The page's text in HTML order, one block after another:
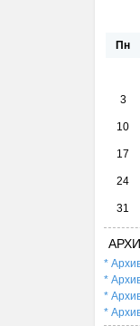
Пн
3
10
17
24
31
*
*
*
*